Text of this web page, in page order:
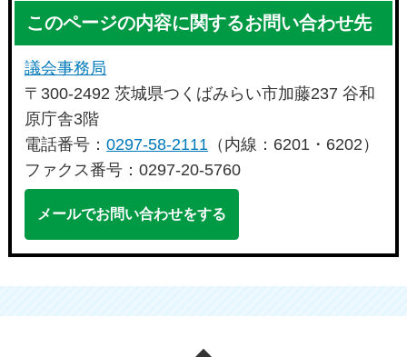
このページの内容に関するお問い合わせ先
議会事務局
〒300-2492 茨城県つくばみらい市加藤237 谷和
原庁舎3階
電話番号：0297-58-2111 （内線：6201・6202）
ファクス番号：0297-20-5760
メールでお問い合わせをする